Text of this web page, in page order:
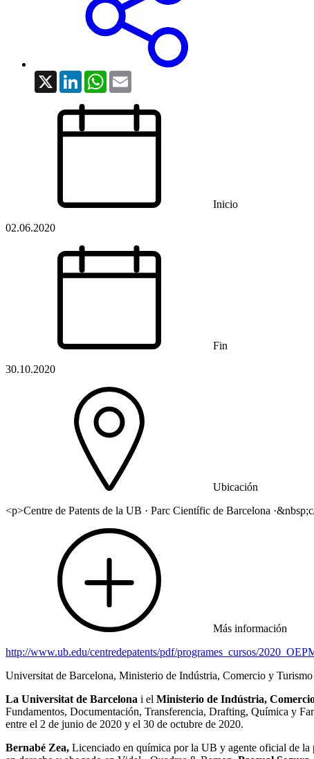
X LinkedInWhatsApp
Inicio
02.06.2020
Fin
30.10.2020
Ubicación
<p>Centre de Patents de la UB · Parc Científic de Barcelona
Más información
http://www.ub.edu/centredepatents/pdf/programes_cursos/
Universitat de Barcelona, Ministerio de Indústria, Comercio y Turismo
La Universitat de Barcelona i el Ministerio de Indústria,
Fundamentos, Documentación, Transferencia, Drafting, Química y
entre el 2 de junio de 2020 y el 30 de octubre de 2020.
Bernabé Zea, Licenciado en química por la UB y agente oficial de la